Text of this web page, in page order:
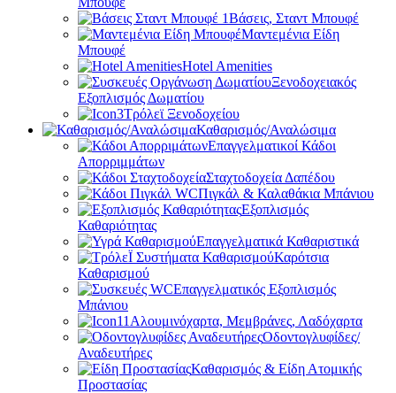
Βάσεις, Σταντ Μπουφέ
Μαντεμένια Είδη
Μπουφέ
Hotel Amenities
Ξενοδοχειακός
Εξοπλισμός Δωματίου
Τρόλεϊ Ξενοδοχείου
Καθαρισμός/Αναλώσιμα
Επαγγελματικοί Κάδοι
Απορριμμάτων
Σταχτοδοχεία Δαπέδου
Πιγκάλ & Καλαθάκια Μπάνιου
Εξοπλισμός
Καθαριότητας
Επαγγελματικά Καθαριστικά
Καρότσια
Καθαρισμού
Επαγγελματικός Εξοπλισμός
Μπάνιου
Αλουμινόχαρτα, Μεμβράνες, Λαδόχαρτα
Οδοντογλυφίδες/
Αναδευτήρες
Καθαρισμός & Είδη Ατομικής
Προστασίας